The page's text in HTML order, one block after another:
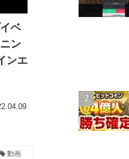
ベ
ン
ンエ
動画